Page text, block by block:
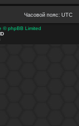
Часовой пояс: UTC
© phpBB Limited